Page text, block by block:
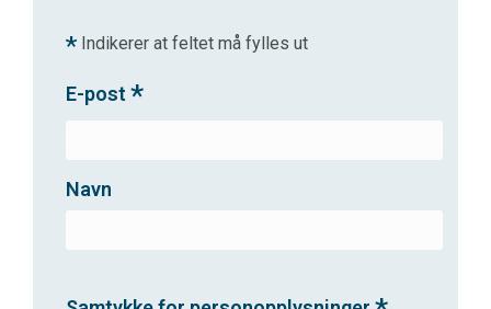
* Indikerer at feltet må fylles ut
E-post *
Navn